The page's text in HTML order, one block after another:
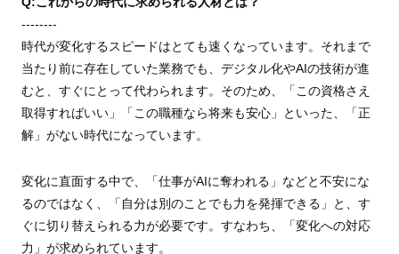
--------
時代が変化するスピードはとても速くなっています。それまで
当たり前に存在していた業務でも、デジタル化やAIの技術が進
むと、すぐにとって代わられます。そのため、「この資格さえ
取得すればいい」「この職種なら将来も安心」といった、「正
解」がない時代になっています。
変化に直面する中で、「仕事がAIに奪われる」などと不安にな
るのではなく、「自分は別のことでも力を発揮できる」と、す
ぐに切り替えられる力が必要です。すなわち、「変化への対応
力」が求められています。